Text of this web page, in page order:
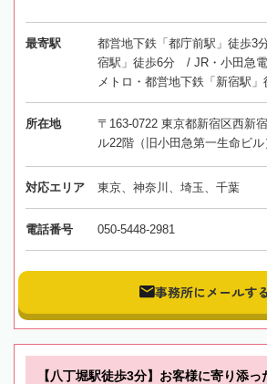
最寄駅
都営地下鉄「都庁前駅」徒歩3
宿駅」徒歩6分 / JR・小田急
メトロ・都営地下鉄「新宿駅」
所在地
〒163-0722 東京都新宿区西新
ル22階（旧小田急第一生命ビル
対応エリア 東京、神奈川、埼玉、千葉
電話番号 050-5448-2981
事務所にメールする
【八丁堀駅徒歩3分】お客様に寄り添